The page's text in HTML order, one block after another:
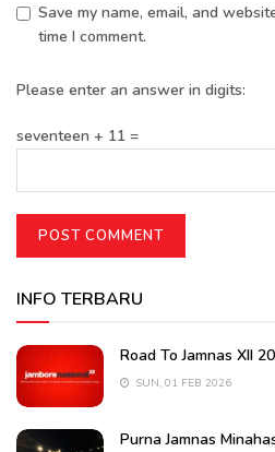
Save my name, email, and
time I comment.
Please enter an answer in digits:
seventeen + 11 =
INFO TERBARU
Road To Jamnas XII
SUN, 01 FEB 2026
Purna Jamnas